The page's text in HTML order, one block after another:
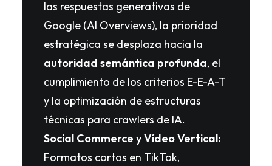
las respuestas generativas de
Google (AI Overviews), la prioridad
estratégica se desplaza hacia la
autoridad semántica profunda, el
cumplimiento de los criterios E-E-A-T
y la optimización de estructuras
técnicas para crawlers de IA.
Social Commerce y Vídeo Vertical:
Formatos cortos en TikTok,